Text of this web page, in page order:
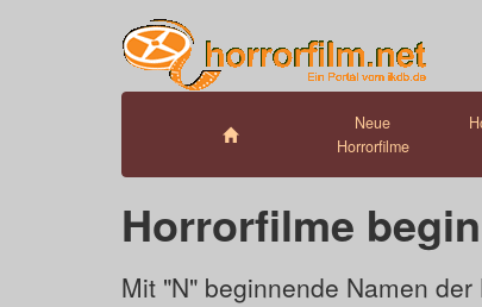
Neue
Horrorfilme
Horrorfilme
Mit "N" beginnende Namen der